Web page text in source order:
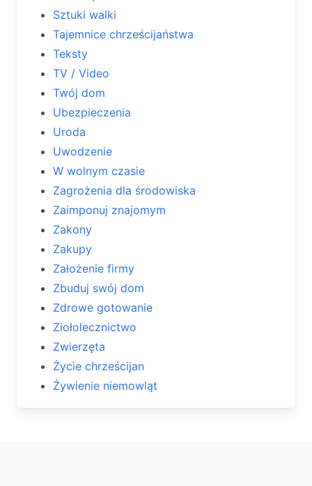
Sztuki walki
Tajemnice chrześcijaństwa
Teksty
TV / Video
Twój dom
Ubezpieczenia
Uroda
Uwodzenie
W wolnym czasie
Zagrożenia dla środowiska
Zaimponuj znajomym
Zakony
Zakupy
Założenie firmy
Zbuduj swój dom
Zdrowe gotowanie
Ziołolecznictwo
Zwierzęta
Życie chrześcijan
Żywienie niemowląt